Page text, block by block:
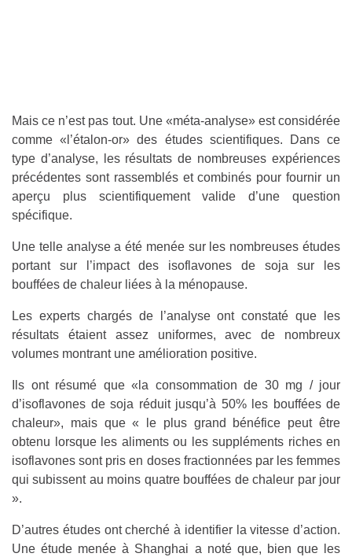
Mais ce n’est pas tout. Une «méta-analyse» est considérée
comme «l’étalon-or» des études scientifiques. Dans ce
type d’analyse, les résultats de nombreuses expériences
précédentes sont rassemblés et combinés pour fournir un
aperçu plus scientifiquement valide d’une question
spécifique.
Une telle analyse a été menée sur les nombreuses études
portant sur l’impact des isoflavones de soja sur les
bouffées de chaleur liées à la ménopause.
Les experts chargés de l’analyse ont constaté que les
résultats étaient assez uniformes, avec de nombreux
volumes montrant une amélioration positive.
Ils ont résumé que «la consommation de 30 mg / jour
d’isoflavones de soja réduit jusqu’à 50% les bouffées de
chaleur», mais que « le plus grand bénéfice peut être
obtenu lorsque les aliments ou les suppléments riches en
isoflavones sont pris en doses fractionnées par les femmes
qui subissent au moins quatre bouffées de chaleur par jour
».
D’autres études ont cherché à identifier la vitesse d’action.
Une étude menée à Shanghai a noté que, bien que les